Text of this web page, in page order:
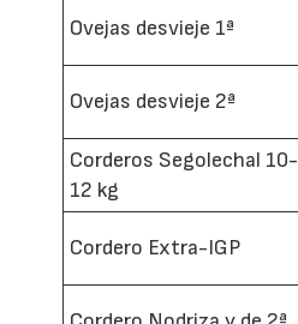
Ovejas desvieje 1ª
Ovejas desvieje 2ª
Corderos Segolechal 10-
12 kg
Cordero Extra-IGP